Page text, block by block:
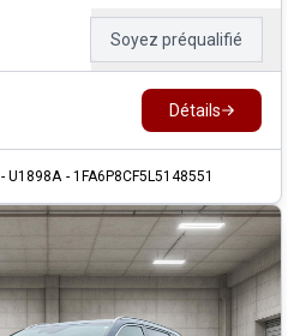
Soyez préqualifié
Détails
- U1898A - 1FA6P8CF5L5148551